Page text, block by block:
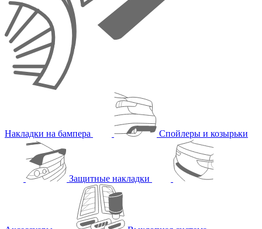
Накладки на бампера Спойлеры и козырьки
Защитные накладки